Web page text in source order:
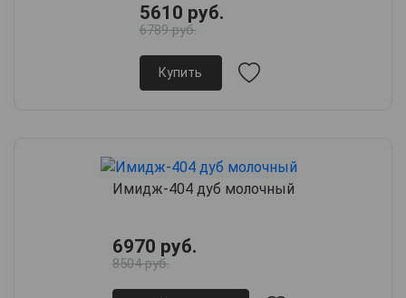
5610 руб.
6789 руб.
Купить
Имидж-404 дуб молочный
6970 руб.
8504 руб.